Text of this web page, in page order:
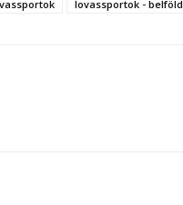
lovassportok - belföld